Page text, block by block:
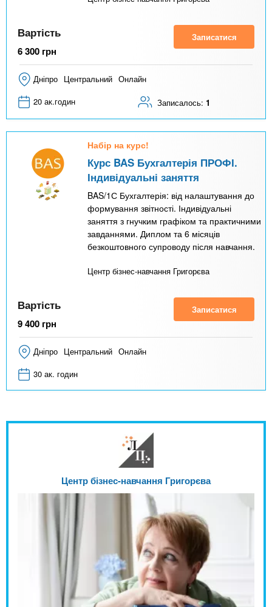
Вартість
6 300 грн
Записатися
Дніпро Центральний Онлайн
20 ак.годин
Записалось: 1
Набір на курс!
Курс BAS Бухгалтерія ПРОФІ.
Індивідуальні заняття
BAS/1С Бухгалтерія: від налаштування до
формування звітності. Індивідуальні
заняття з гнучким графіком та практичними
завданнями. Диплом та 6 місяців
безкоштовного супроводу після навчання.
Центр бізнес-навчання Григорєва
Вартість
9 400 грн
Записатися
Дніпро Центральний Онлайн
30 ак. годин
Центр бізнес-навчання Григорєва